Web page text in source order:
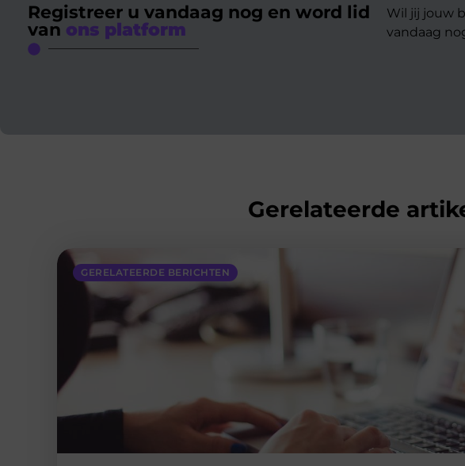
Registreer u vandaag nog en word lid
van ons platform
Wil jij jouw
vandaag
Gerelateerde
GERELATEERDE BERICHTEN